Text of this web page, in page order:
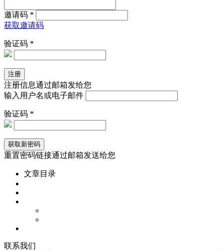
邀请码 *
获取邀请码
验证码 *
注册信息通过邮箱发给您
输入用户名或电子邮件
验证码 *
重置密码链接通过邮箱发送给您
文章目录
联系我们